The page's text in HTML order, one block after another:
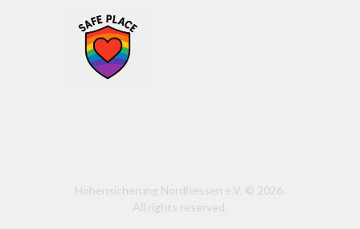
Höhensicherung Nordhessen e.V. © 2026.
All rights reserved.